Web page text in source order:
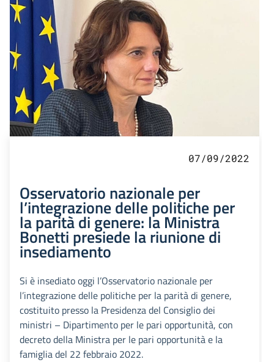
07/09/2022
Osservatorio nazionale per
l’integrazione delle politiche per
la parità di genere: la Ministra
Bonetti presiede la riunione di
insediamento
Si è insediato oggi l’Osservatorio nazionale per
l’integrazione delle politiche per la parità di genere,
costituito presso la Presidenza del Consiglio dei
ministri – Dipartimento per le pari opportunità, con
decreto della Ministra per le pari opportunità e la
famiglia del 22 febbraio 2022.